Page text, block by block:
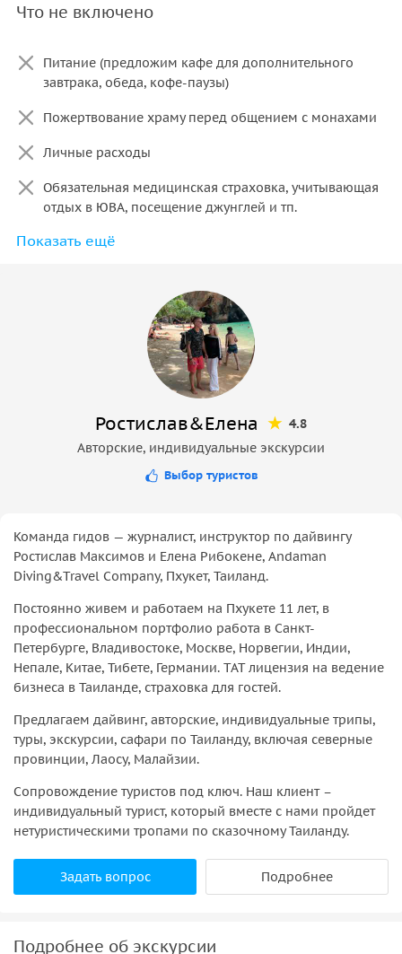
Входные билеты в храмовые комплексы
Что не включено
Питание (предложим кафе для дополнительного
завтрака, обеда, кофе-паузы)
Пожертвование храму перед общением с монахами
Личные расходы
Обязательная медицинская страховка, учитывающая
отдых в ЮВА, посещение джунглей и тп.
Входные билеты в пещерный комплекс (по факту
Показать ещё
Ростислав&Елена
4.8
Авторские, индивидуальные экскурсии
Выбор туристов
Команда гидов — журналист, инструктор по дайвингу
Ростислав Максимов и Елена Рибокене, Andaman
Diving&Travel Company, Пхукет, Таиланд.
Постоянно живем и работаем на Пхукете 11 лет, в
профессиональном портфолио работа в Санкт-
Петербурге, Владивостоке, Москве, Норвегии, Индии,
Непале, Китае, Тибете, Германии. ТАТ лицензия на ведение
бизнеса в Таиланде, страховка для гостей.
Предлагаем дайвинг, авторские, индивидуальные трипы,
туры, экскурсии, сафари по Таиланду, включая северные
провинции, Лаосу, Малайзии.
Сопровождение туристов под ключ. Наш клиент –
индивидуальный турист, который вместе с нами пройдет
нетуристическими тропами по сказочному Таиланду.
Задать вопрос Подробнее
Подробнее об экскурсии